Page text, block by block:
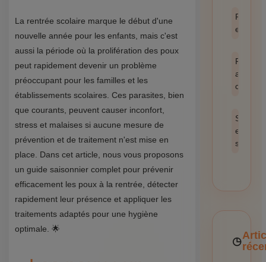
La rentrée scolaire marque le début d'une
nouvelle année pour les enfants, mais c'est
aussi la période où la prolifération des poux
peut rapidement devenir un problème
préoccupant pour les familles et les
établissements scolaires. Ces parasites, bien
que courants, peuvent causer inconfort,
stress et malaises si aucune mesure de
prévention et de traitement n'est mise en
place. Dans cet article, nous vous proposons
un guide saisonnier complet pour prévenir
efficacement les poux à la rentrée, détecter
rapidement leur présence et appliquer les
traitements adaptés pour une hygiène
optimale. 🌟
et
Produit
anti
cafards
Santé
et
sécurité